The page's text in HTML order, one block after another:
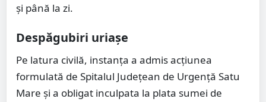
și până la zi.
Despăgubiri uriașe
Pe latura civilă, instanța a admis acțiunea
formulată de Spitalul Județean de Urgență Satu
Mare și a obligat inculpata la plata sumei de